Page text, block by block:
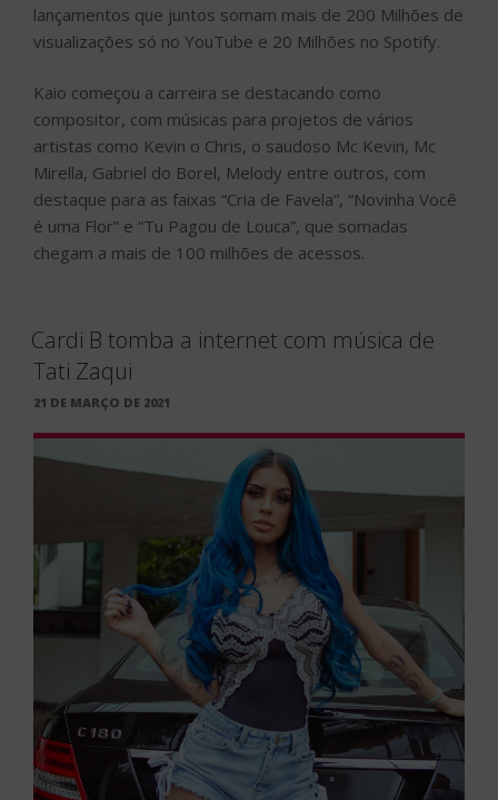
lançamentos que juntos somam mais de 200 Milhões de
visualizações só no YouTube e 20 Milhões no Spotify.
Kaio começou a carreira se destacando como
compositor, com músicas para projetos de vários
artistas como Kevin o Chris, o saudoso Mc Kevin, Mc
Mirella, Gabriel do Borel, Melody entre outros, com
destaque para as faixas “Cria de Favela”, “Novinha Você
é uma Flor” e “Tu Pagou de Louca”, que somadas
chegam a mais de 100 milhões de acessos.
Cardi B tomba a internet com música de
Tati Zaqui
PUBLICADO
21 DE MARÇO DE 2021